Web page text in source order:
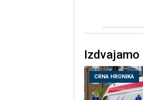
Izdvajamo
CRNA HRONIKA